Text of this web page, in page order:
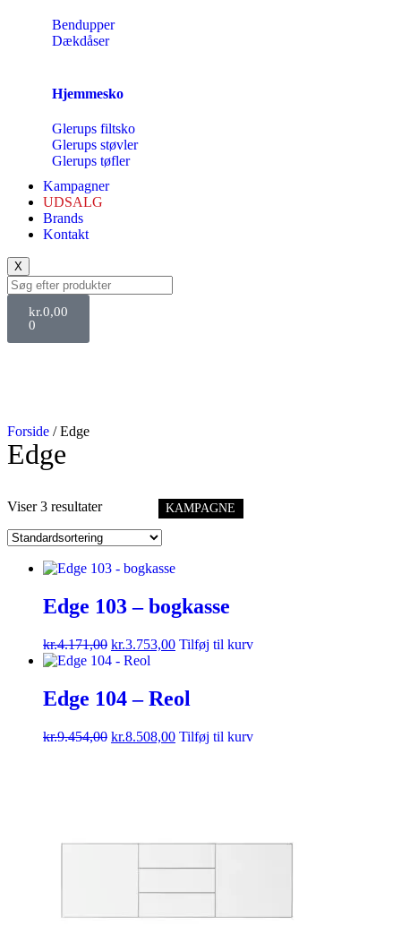
Bendupper
Dækdåser
Hjemmesko
Glerups filtsko
Glerups støvler
Glerups tøfler
Kampagner
UDSALG
Brands
Kontakt
X
kr.0,00
0
Forside / Edge
Edge
Viser 3 resultater KAMPAGNE
Edge 103 – bogkasse
kr.4.171,00 kr.3.753,00 Tilføj til kurv
KAMPAGNE
Edge 104 – Reol
kr.9.454,00 kr.8.508,00 Tilføj til kurv
KAMPAGNE